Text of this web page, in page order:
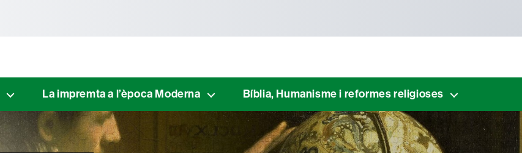
La impremta a l’època Moderna Bíblia, Humanisme i reformes religioses